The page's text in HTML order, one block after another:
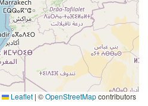
Leaflet | ©OpenStreetMapcontributors